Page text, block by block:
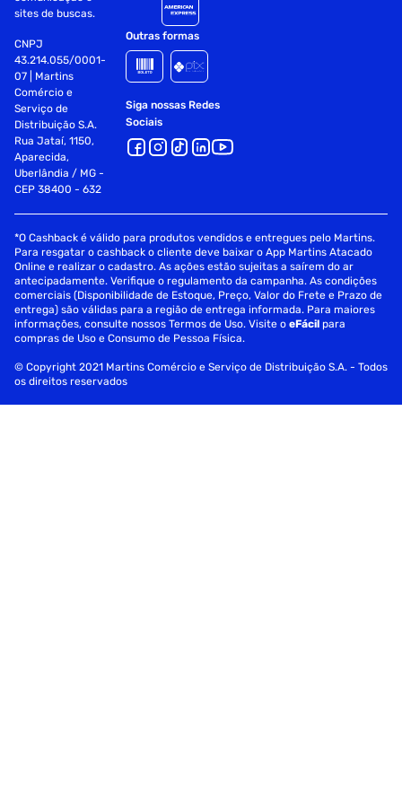
sites de buscas.
CNPJ
43.214.055/0001-
07 | Martins
Comércio e
Serviço de
Distribuição S.A.
Rua Jataí, 1150,
Aparecida,
Uberlândia / MG -
CEP 38400 - 632
Outras formas
Siga nossas Redes
Sociais
*O Cashback é válido para produtos vendidos e entregues pelo Martins.
Para resgatar o cashback o cliente deve baixar o App Martins Atacado
Online e realizar o cadastro. As ações estão sujeitas a saírem do ar
antecipadamente. Verifique o regulamento da campanha. As condições
comerciais (Disponibilidade de Estoque, Preço, Valor do Frete e Prazo de
entrega) são válidas para a região de entrega informada. Para maiores
informações, consulte nossos Termos de Uso. Visite oeFácil para
compras de Uso e Consumo de Pessoa Física.
© Copyright 2021 Martins Comércio e Serviço de Distribuição S.A. - Todos
os direitos reservados